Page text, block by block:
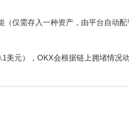
（仅需存入一种资产，由平台自动配
美元），OKX会根据链上拥堵情况